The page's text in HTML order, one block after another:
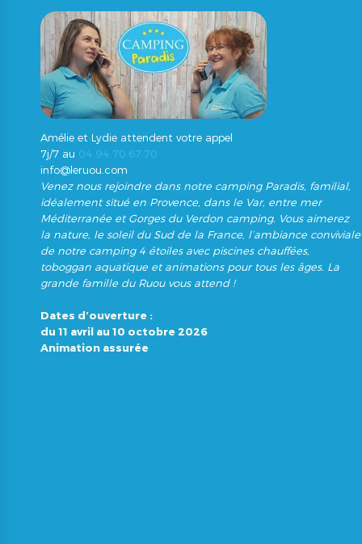
Amélie et Lydie attendent votre appel
7j/7 au 04.94.70.67.70
info@leruou.com
Venez nous rejoindre dans notre camping Paradis, familial,
idéalement situé en Provence, dans le Var, entre mer
Méditerranée et Gorges du Verdon camping. Vous aimerez
la nature, le soleil du Sud de la France, l’ambiance conviviale
de notre camping 4 étoiles avec piscines chauffées,
toboggan aquatique et animations pour tous les âges. La
grande famille du Ruou vous attend !
Dates d’ouverture :
du 11 avril au 10 octobre 2026
Animation assurée